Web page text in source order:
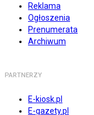
Reklama
Ogłoszenia
Prenumerata
Archiwum
PARTNERZY
E-kiosk.pl
E-gazety.pl